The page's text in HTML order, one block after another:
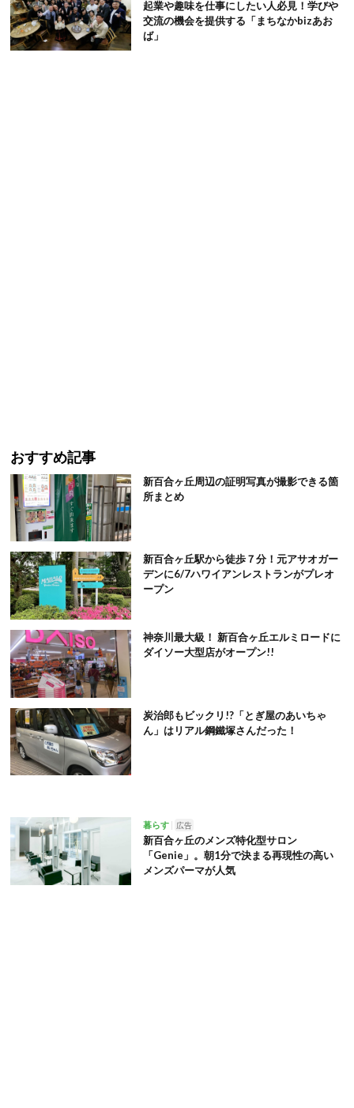
起業や趣味を仕事にしたい人必見！学びや
交流の機会を提供する「まちなかbizあお
ば」
おすすめ記事
新百合ヶ丘周辺の証明写真が撮影できる箇
所まとめ
新百合ヶ丘駅から徒歩７分！元アサオガー
デンに6/7ハワイアンレストランがプレオ
ープン
神奈川最大級！ 新百合ヶ丘エルミロードに
ダイソー大型店がオープン!!
炭治郎もビックリ!?「とぎ屋のあいちゃ
ん」はリアル鋼鐵塚さんだった！
暮らす 広告
新百合ヶ丘のメンズ特化型サロン
「Genie」。朝1分で決まる再現性の高い
メンズパーマが人気